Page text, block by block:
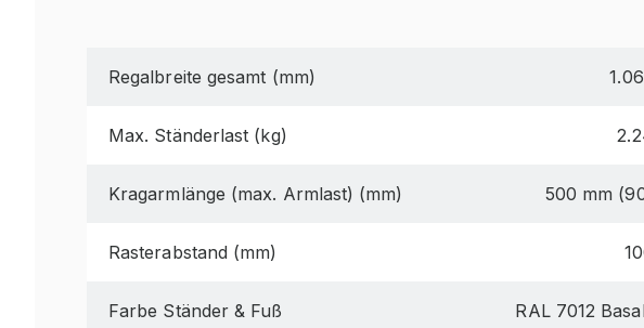
Regalbreite gesamt (mm)
Max. Ständerlast (kg)
Kragarmlänge (max. Armlast) (mm) 500 mm
Rasterabstand (mm)
Farbe Ständer & Fuß RAL 7012